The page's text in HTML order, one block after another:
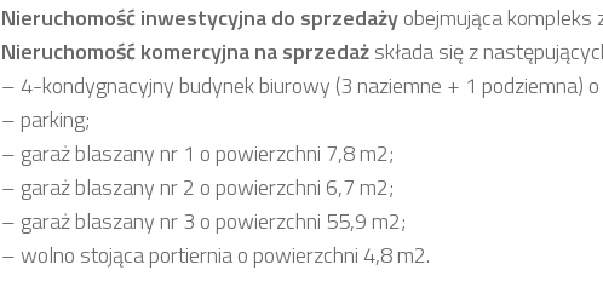
Nieruchomość inwestycyjnado sprzedażyobejmująca
Nieruchomość komercyjnana sprzedażskłada się z
– 4-kondygnacyjny budynek biurowy (3 naziemne + 1 podziemna)
– parking;
– garaż blaszany nr 1 o powierzchni 7,8 m2;
– garaż blaszany nr 2 o powierzchni 6,7 m2;
– garaż blaszany nr 3 o powierzchni 55,9 m2;
– wolno stojąca portiernia o powierzchni 4,8 m2.